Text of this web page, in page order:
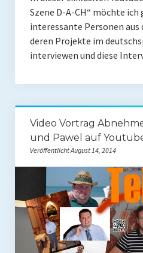
Szene D-A-CH“ möchte
interessante Personen aus
deren Projekte im
interviewen und diese
Video Vortrag
und Pawel auf
Veröffentlicht August 14, 2014